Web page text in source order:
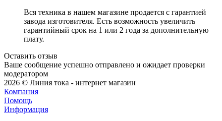
Вся техника в нашем магазине продается с гарантией
завода изготовителя. Есть возможность увеличить
гарантийный срок на 1 или 2 года за дополнительную
плату.
Оставить отзыв
Ваше сообщение успешно отправлено и ожидает проверки
модератором
2026 © Линия тока - интернет магазин
Компания
Помощь
Информация